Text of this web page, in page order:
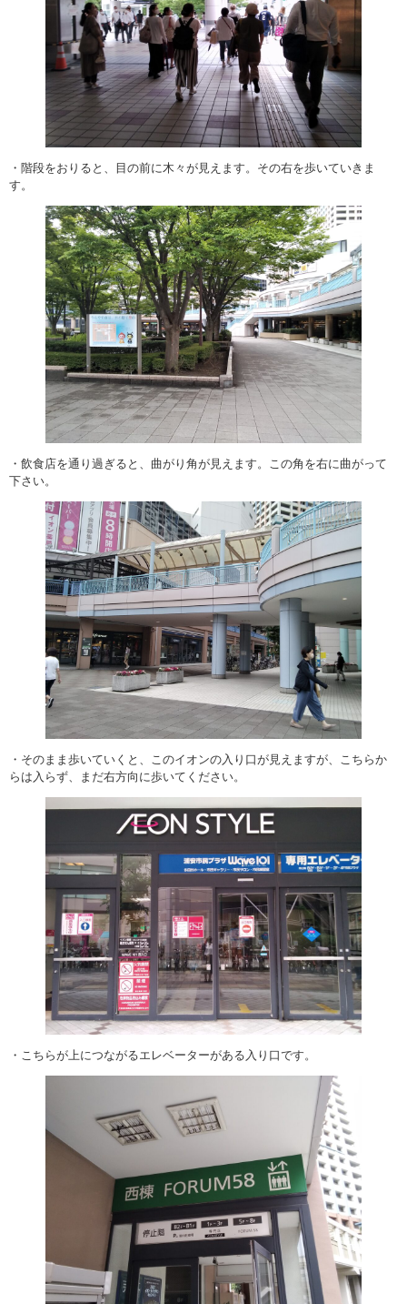
・階段をおりると、目の前に木々が見えます。その右を歩いていきま
す。
・飲食店を通り過ぎると、曲がり角が見えます。この角を右に曲がって
下さい。
・そのまま歩いていくと、このイオンの入り口が見えますが、こちらか
らは入らず、まだ右方向に歩いてください。
・こちらが上につながるエレベーターがある入り口です。